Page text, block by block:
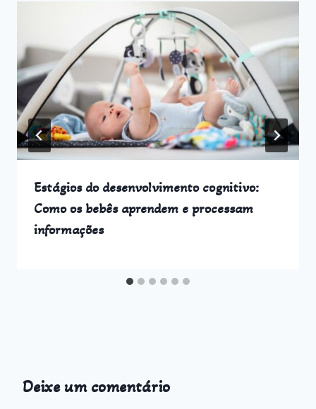
Estágios do desenvolvimento cognitivo:
Como os bebês aprendem e processam
informações
Deixe um comentário